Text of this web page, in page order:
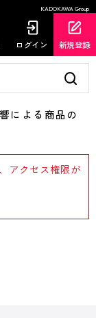
KADOKAWA Group
ログイン 新規登録
による商品の
アクセス権限が